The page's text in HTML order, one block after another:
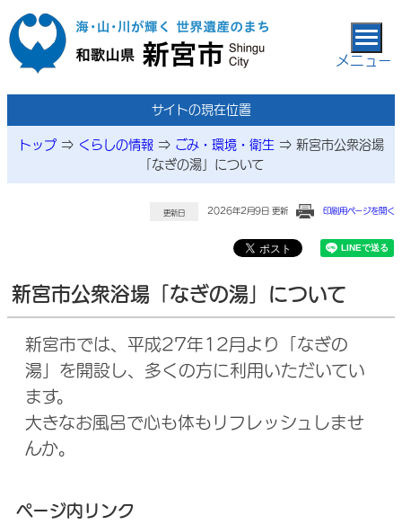
本文へ移動
メニュー
サイトの現在位置
トップ⇒ くらしの情報⇒ ごみ・環境・衛生 ⇒ 新宮市公衆浴場
「なぎの湯」について
更新日 2026年2月9日 更新 印刷用ページを開く
新宮市公衆浴場「なぎの湯」について
新宮市では、平成27年12月より「なぎの
湯」を開設し、多くの方に利用いただいてい
ます。
大きなお風呂で心も体もリフレッシュしませ
んか。
ページ内リンク